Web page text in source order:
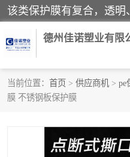
德州佳诺塑业有限
当前位置： 首页 > 供应商机 > pe
膜 不锈钢板保护膜
pe保护膜